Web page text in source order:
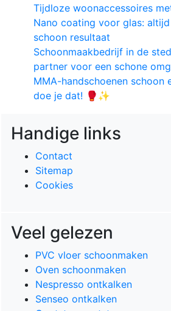
Tijdloze woonaccessoires
Nano coating voor glas:
schoon resultaat
Schoonmaakbedrijf in de
partner voor een schone
MMA-handschoenen schoon
doe je dat! 🥊✨
Handige links
Contact
Sitemap
Cookies
Veel gelezen
PVC vloer schoonmaken
Oven schoonmaken
Nespresso ontkalken
Senseo ontkalken